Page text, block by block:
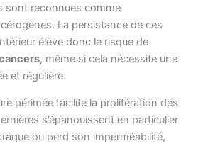
sont reconnues comme
La persistance de ces
élève donc le risque de
, même si cela nécessite une
et régulière.
périmée facilite la prolifération des
s’épanouissent en particulier
ou perd son imperméabilité,